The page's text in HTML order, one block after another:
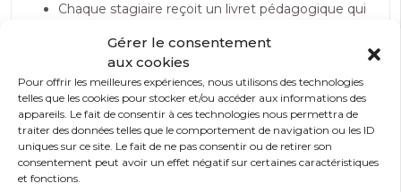
Gérer le consentement
aux cookies
Pour offrir les meilleures expériences, nous utilisons des technologies
telles que les cookies pour stocker et/ou accéder aux informations des
appareils. Le fait de consentir à ces technologies nous permettra de
traiter des données telles que le comportement de navigation ou les ID
uniques sur ce site. Le fait de ne pas consentir ou de retirer son
consentement peut avoir un effet négatif sur certaines caractéristiques
et fonctions.
Chaque stagiaire reçoit un livret pédagogique qui
de la formation ainsi qu’une bibliographie
Echanges sur les situations vécues par les
participants
Etudes de cas cliniques
Propositions d’action d’amélioration et de
techniques à mettre en œuvre